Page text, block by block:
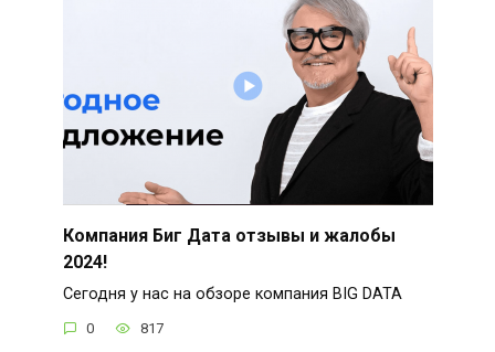
Компания Биг Дата отзывы и жалобы
2024!
Сегодня у нас на обзоре компания BIG DATA
0 817